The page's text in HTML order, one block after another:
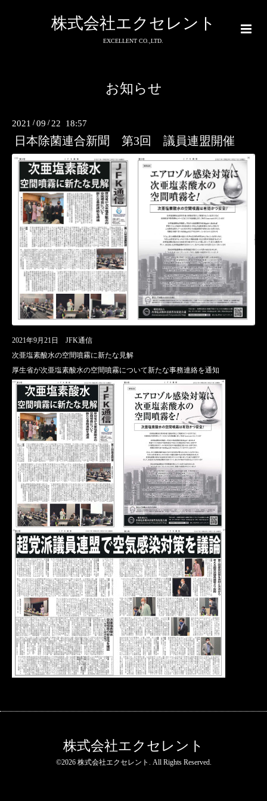
株式会社エクセレント
EXCELLENT CO.,LTD.
お知らせ
2021 /09 / 22 18:57
日本除菌連合新聞 第3回 議員連盟開催
2021年9月21日 JFK通信
次亜塩素酸水の空間噴霧に新たな見解
厚生省が次亜塩素酸水の空間噴霧について新たな事務連絡を通知
株式会社エクセレント
©2026 株式会社エクセレント . All Rights Reserved.